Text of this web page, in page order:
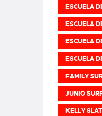
ESCUELA
ESCUELA
ESCUELA
ESCUELA
FAMILY
JUNIO
KELLY